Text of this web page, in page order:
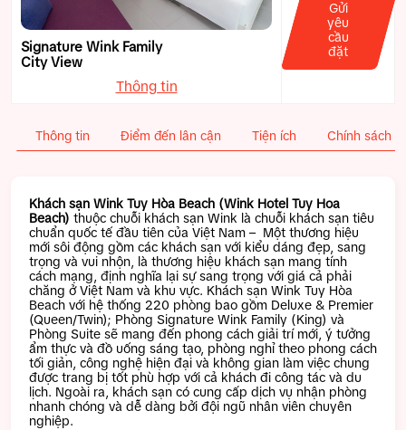
Signature Wink Family
City View
Thông tin
Gửi
yêu
cầu
đặt
Thông tin Điểm đến lân cận Tiện ích Chính sách
Khách sạn Wink Tuy Hòa Beach (Wink Hotel Tuy Hoa
Beach) thuộc chuỗi khách sạn Wink là chuỗi khách sạn tiêu
chuẩn quốc tế đầu tiên của Việt Nam – Một thương hiệu
mới sôi động gồm các khách sạn với kiểu dáng đẹp, sang
trọng và vui nhộn, là thương hiệu khách sạn mang tính
cách mạng, định nghĩa lại sự sang trọng với giá cả phải
chăng ở Việt Nam và khu vực. Khách sạn Wink Tuy Hòa
Beach với hệ thống 220 phòng bao gồm Deluxe & Premier
(Queen/Twin); Phòng Signature Wink Family (King) và
Phòng Suite sẽ mang đến phong cách giải trí mới, ý tưởng
ẩm thực và đồ uống sáng tạo, phòng nghỉ theo phong cách
tối giản, công nghệ hiện đại và không gian làm việc chung
được trang bị tốt phù hợp với cả khách đi công tác và du
lịch. Ngoài ra, khách sạn có cung cấp dịch vụ nhận phòng
nhanh chóng và dễ dàng bởi đội ngũ nhân viên chuyên
nghiệp.